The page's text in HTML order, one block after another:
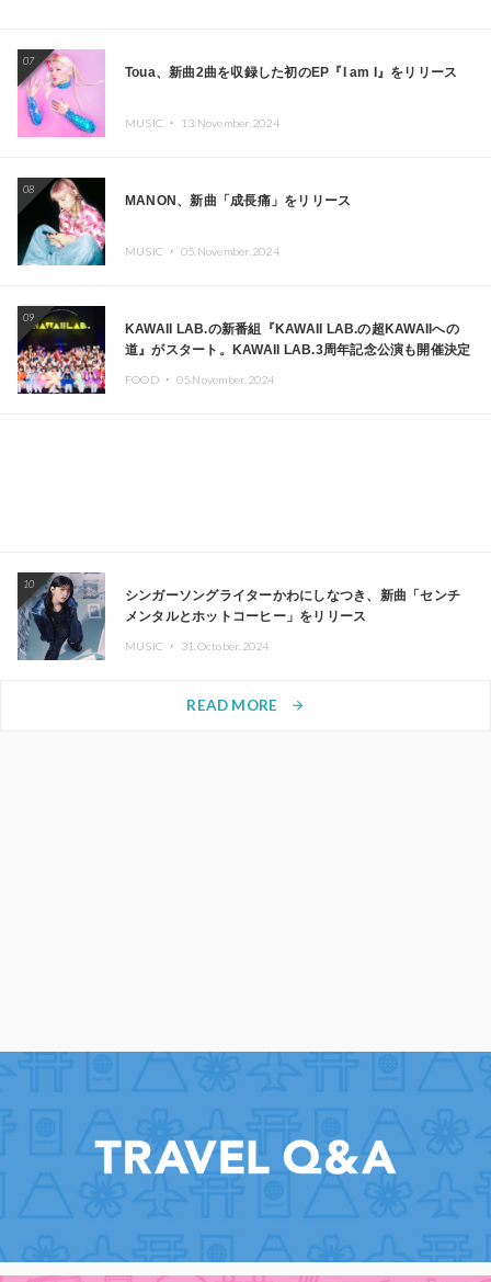
07
Toua、新曲2曲を収録した初のEP『I am I』をリリース
MUSIC ・ 13.November.2024
08
MANON、新曲「成長痛」をリリース
MUSIC ・ 05.November.2024
09
KAWAII LAB.の新番組『KAWAII LAB.の超KAWAIIへの
道』がスタート。KAWAII LAB.3周年記念公演も開催決定
FOOD ・ 05.November.2024
10
シンガーソングライターかわにしなつき、新曲「センチ
メンタルとホットコーヒー」をリリース
MUSIC ・ 31.October.2024
READ MORE arrow_forward